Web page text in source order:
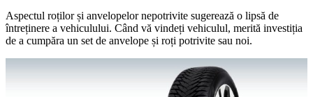
Aspectul roților și anvelopelor nepotrivite sugerează o lipsă de
întreținere a vehiculului. Când vă vindeți vehiculul, merită investiția
de a cumpăra un set de anvelope și roți potrivite sau noi.